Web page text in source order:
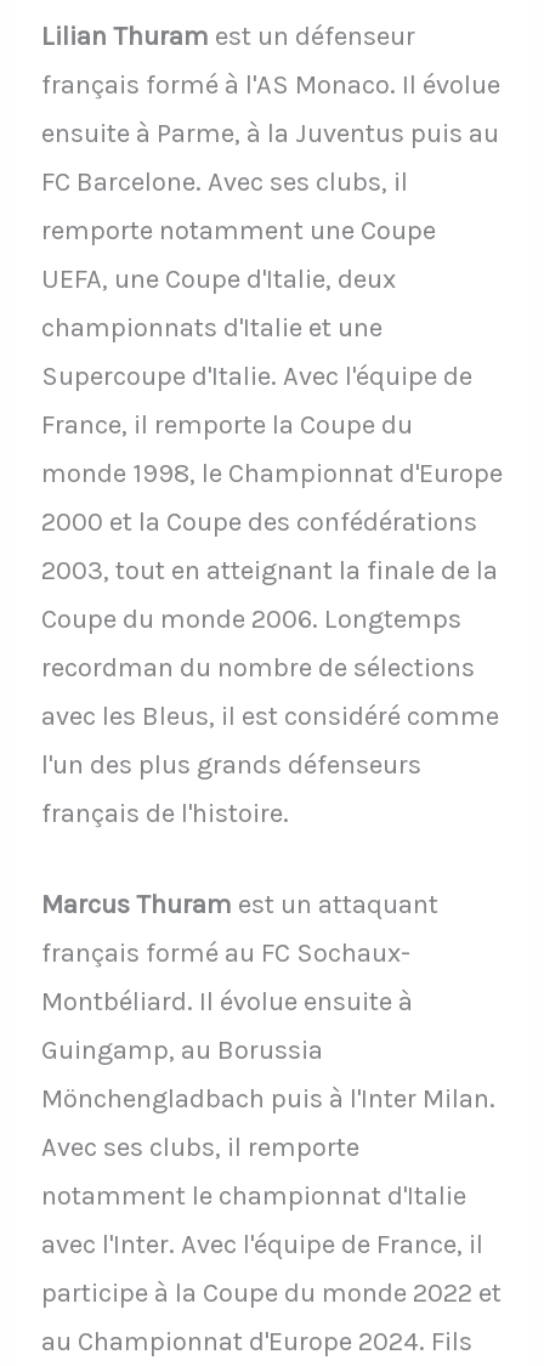
Lilian Thuram est un défenseur
français formé à l'AS Monaco. Il évolue
ensuite à Parme, à la Juventus puis au
FC Barcelone. Avec ses clubs, il
remporte notamment une Coupe
UEFA, une Coupe d'Italie, deux
championnats d'Italie et une
Supercoupe d'Italie. Avec l'équipe de
France, il remporte la Coupe du
monde 1998, le Championnat d'Europe
2000 et la Coupe des confédérations
2003, tout en atteignant la finale de la
Coupe du monde 2006. Longtemps
recordman du nombre de sélections
avec les Bleus, il est considéré comme
l'un des plus grands défenseurs
français de l'histoire.
Marcus Thuram est un attaquant
français formé au FC Sochaux-
Montbéliard. Il évolue ensuite à
Guingamp, au Borussia
Mönchengladbach puis à l'Inter Milan.
Avec ses clubs, il remporte
notamment le championnat d'Italie
avec l'Inter. Avec l'équipe de France, il
participe à la Coupe du monde 2022 et
au Championnat d'Europe 2024. Fils